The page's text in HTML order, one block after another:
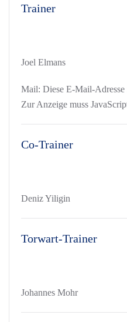
Trainer
Joel Elmans
Mail: Diese E-Mail-Adresse
Zur Anzeige muss
Co-Trainer
Deniz Yiligin
Torwart-Trainer
Johannes Mohr